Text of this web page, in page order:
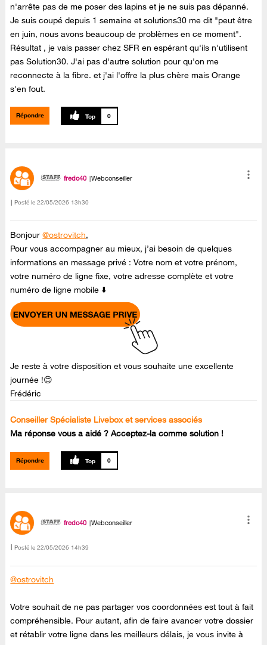
n'arrête pas de me poser des lapins et je ne suis pas dépanné.
Je suis coupé depuis 1 semaine et solutions30 me dit "peut être
en juin, nous avons beaucoup de problèmes en ce moment".
Résultat , je vais passer chez SFR en espérant qu'ils n'utilisent
pas Solution30. J'ai pas d'autre solution pour qu'on me
reconnecte à la fibre. et j'ai l'offre la plus chère mais Orange
s'en fout.
Répondre 0
fredo40 Webconseiller
Posté le ‎22/05/2026 13h30
Bonjour@ostrovitch,
Pour vous accompagner au mieux, j’ai besoin de quelques
informations en message privé : Votre nom et votre prénom,
votre numéro de ligne fixe, votre adresse complète et votre
numéro de ligne mobile ⬇️
Je reste à votre disposition et vous souhaite une excellente
journée !😊
Frédéric
Conseiller Spécialiste Livebox et services associés
Ma réponse vous a aidé ? Acceptez-la comme solution !
Répondre 0
fredo40 Webconseiller
Posté le ‎22/05/2026 14h39
@ostrovitch
Votre souhait de ne pas partager vos coordonnées est tout à fait
compréhensible. Pour autant, afin de faire avancer votre dossier
et rétablir votre ligne dans les meilleurs délais, je vous invite à